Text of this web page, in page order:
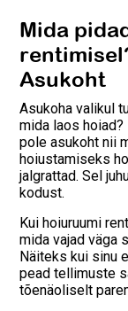
Mida
Asukoht
Asukoha valikul
mida laos
pole asukoht nii
hoiustamiseks
jalgrattad. Sel
kodust.
Kui hoiuruumi
mida vajad väga
Näiteks kui sinu
pead tellimuste
tõenäoliselt